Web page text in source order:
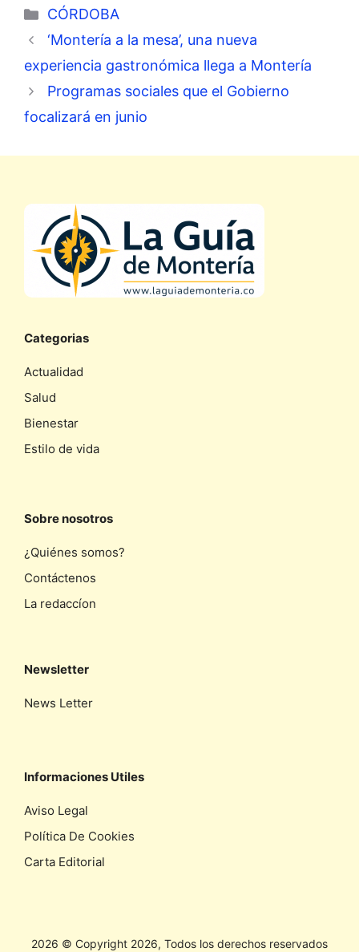
Categorías
CÓRDOBA
‘Montería a la mesa’, una nueva
experiencia gastronómica llega a Montería
Programas sociales que el Gobierno
focalizará en junio
Categorias
Actualidad
Salud
Bienestar
Estilo de vida
Sobre nosotros
¿Quiénes somos?
Contáctenos
La redaccíon
Newsletter
News Letter
Informaciones Utiles
Aviso Legal
Política De Cookies
Carta Editorial
2026 © Copyright 2026, Todos los derechos reservados